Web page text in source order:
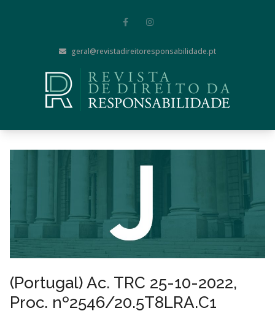
geral@revistadireitoresponsabilidade.pt
(Portugal) Ac. TRC 25-10-2022,
Proc. nº2546/20.5T8LRA.C1